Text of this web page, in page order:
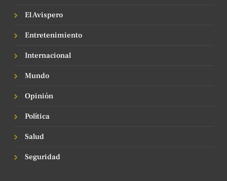
El Avispero
Entretenimiento
Internacional
Mundo
Opinión
Política
Salud
Seguridad